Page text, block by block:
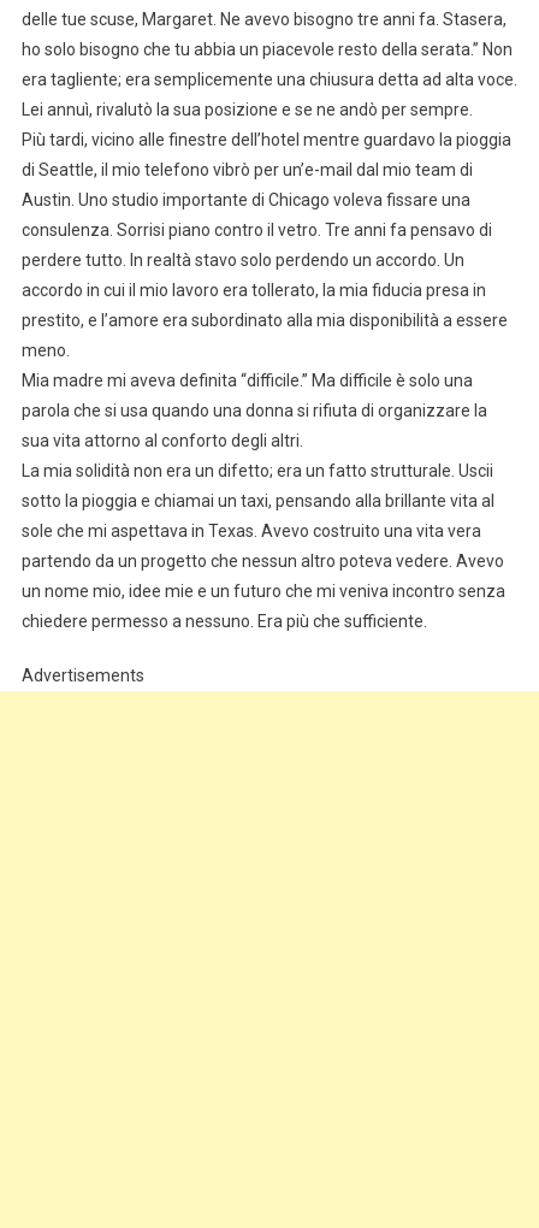
delle tue scuse, Margaret. Ne avevo bisogno tre anni fa. Stasera,
ho solo bisogno che tu abbia un piacevole resto della serata.” Non
era tagliente; era semplicemente una chiusura detta ad alta voce.
Lei annuì, rivalutò la sua posizione e se ne andò per sempre.
Più tardi, vicino alle finestre dell’hotel mentre guardavo la pioggia
di Seattle, il mio telefono vibrò per un’e-mail dal mio team di
Austin. Uno studio importante di Chicago voleva fissare una
consulenza. Sorrisi piano contro il vetro. Tre anni fa pensavo di
perdere tutto. In realtà stavo solo perdendo un accordo. Un
accordo in cui il mio lavoro era tollerato, la mia fiducia presa in
prestito, e l’amore era subordinato alla mia disponibilità a essere
meno.
Mia madre mi aveva definita “difficile.” Ma difficile è solo una
parola che si usa quando una donna si rifiuta di organizzare la
sua vita attorno al conforto degli altri.
La mia solidità non era un difetto; era un fatto strutturale. Uscii
sotto la pioggia e chiamai un taxi, pensando alla brillante vita al
sole che mi aspettava in Texas. Avevo costruito una vita vera
partendo da un progetto che nessun altro poteva vedere. Avevo
un nome mio, idee mie e un futuro che mi veniva incontro senza
chiedere permesso a nessuno. Era più che sufficiente.
Advertisements